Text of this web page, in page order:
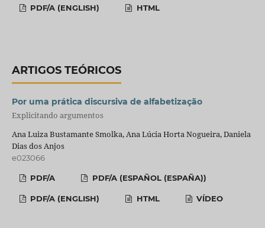
PDF/A (ENGLISH) HTML
ARTIGOS TEÓRICOS
Por uma prática discursiva de alfabetização
Explicitando argumentos
Ana Luiza Bustamante Smolka, Ana Lúcia Horta Nogueira, Daniela
Dias dos Anjos
e023066
PDF/A PDF/A (ESPAÑOL (ESPAÑA))
PDF/A (ENGLISH) HTML VÍDEO